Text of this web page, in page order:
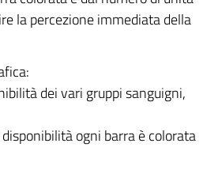
la percezione immediata della
dei vari gruppi sanguigni,
ogni barra è colorata